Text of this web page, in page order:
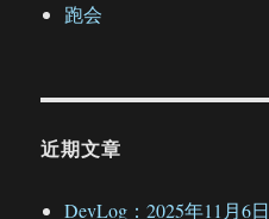
跑会
近期文章
DevLog：2025年11月6日